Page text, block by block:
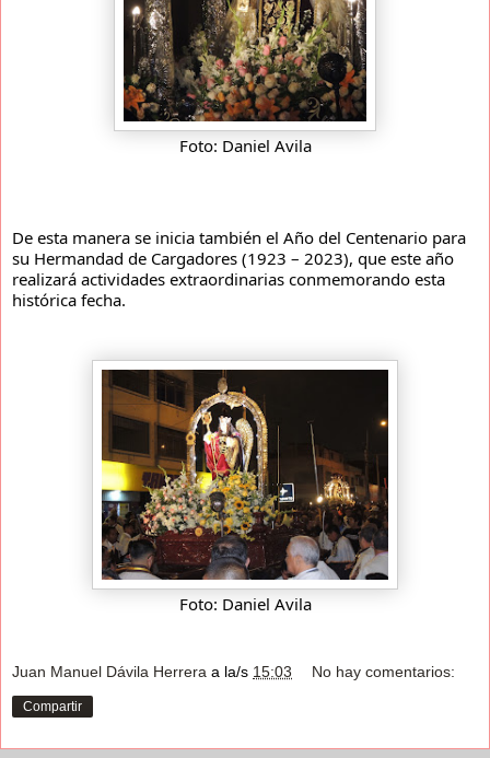
Foto: Daniel Avila
De esta manera se inicia también el Año del Centenario para
su Hermandad de Cargadores (1923 – 2023), que este año
realizará actividades extraordinarias conmemorando esta
histórica fecha.
Foto: Daniel Avila
Juan Manuel Dávila Herrera a la/s 15:03 No hay comentarios:
Compartir